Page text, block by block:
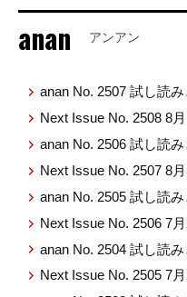
anan アンアン
anan No. 2507 試し読
Next Issue No. 2508 8
anan No. 2506 試し読
Next Issue No. 2507 8
anan No. 2505 試し読
Next Issue No. 2506 7
anan No. 2504 試し読
Next Issue No. 2505 7